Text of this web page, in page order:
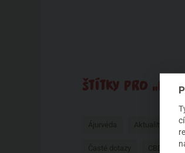
ŠTÍTKY PRO
Ájurvéda Aktuality
Časté dotazy CBD